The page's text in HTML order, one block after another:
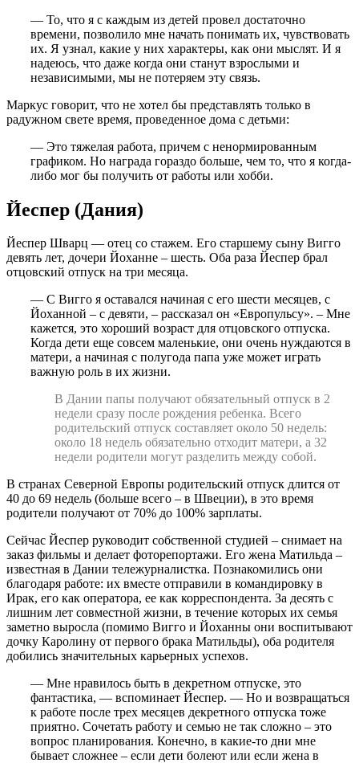
— То, что я с каждым из детей провел достаточно
времени, позволило мне начать понимать их, чувствовать
их. Я узнал, какие у них характеры, как они мыслят. И я
надеюсь, что даже когда они станут взрослыми и
независимыми, мы не потеряем эту связь.
Маркус говорит, что не хотел бы представлять только в
радужном свете время, проведенное дома с детьми:
— Это тяжелая работа, причем с ненормированным
графиком. Но награда гораздо больше, чем то, что я когда-
либо мог бы получить от работы или хобби.
Йеспер (Дания)
Йеспер Шварц — отец со стажем. Его старшему сыну Вигго
девять лет, дочери Йоханне – шесть. Оба раза Йеспер брал
отцовский отпуск на три месяца.
— С Вигго я оставался начиная с его шести месяцев, с
Йоханной – с девяти, – рассказал он «Европульсу». – Мне
кажется, это хороший возраст для отцовского отпуска.
Когда дети еще совсем маленькие, они очень нуждаются в
матери, а начиная с полугода папа уже может играть
важную роль в их жизни.
В Дании папы получают обязательный отпуск в 2
недели сразу после рождения ребенка. Всего
родительский отпуск составляет около 50 недель:
около 18 недель обязательно отходит матери, а 32
недели родители могут разделить между собой.
В странах Северной Европы родительский отпуск длится от
40 до 69 недель (больше всего – в Швеции), в это время
родители получают от 70% до 100% зарплаты.
Сейчас Йеспер руководит собственной студией – снимает на
заказ фильмы и делает фоторепортажи. Его жена Матильда –
известная в Дании тележурналистка. Познакомились они
благодаря работе: их вместе отправили в командировку в
Ирак, его как оператора, ее как корреспондента. За десять с
лишним лет совместной жизни, в течение которых их семья
заметно выросла (помимо Вигго и Йоханны они воспитывают
дочку Каролину от первого брака Матильды), оба родителя
добились значительных карьерных успехов.
— Мне нравилось быть в декретном отпуске, это
фантастика, — вспоминает Йеспер. — Но и возвращаться
к работе после трех месяцев декретного отпуска тоже
приятно. Сочетать работу и семью не так сложно – это
вопрос планирования. Конечно, в какие-то дни мне
бывает сложнее – если дети болеют или если жена в